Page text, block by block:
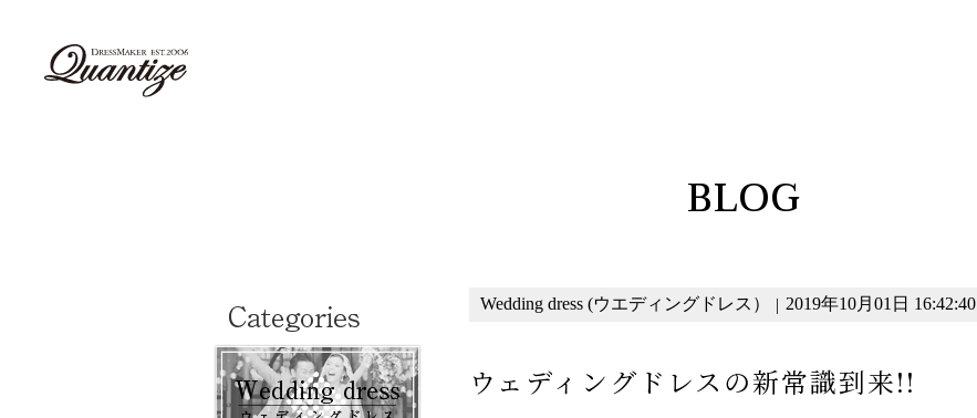
BLOG
Wedding dress (ウエディングドレス） | 2019年10月01日 16:42:40
ウェディングドレスの新常識到来!!